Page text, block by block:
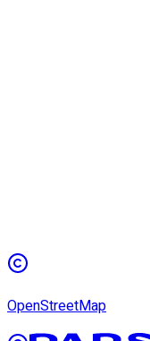
OpenStreetMap